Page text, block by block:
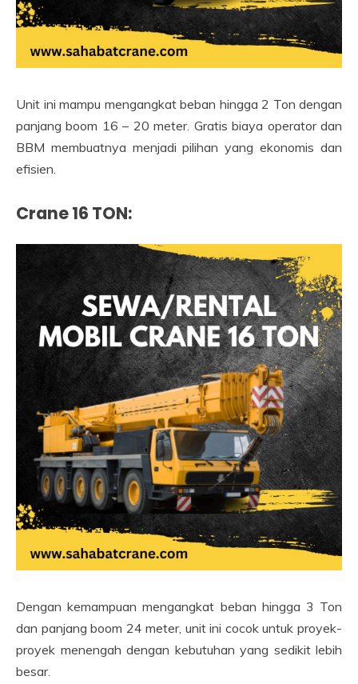
Unit ini mampu mengangkat beban hingga 2 Ton dengan
panjang boom 16 – 20 meter. Gratis biaya operator dan
BBM membuatnya menjadi pilihan yang ekonomis dan
efisien.
Crane 16 TON:
Dengan kemampuan mengangkat beban hingga 3 Ton
dan panjang boom 24 meter, unit ini cocok untuk proyek-
proyek menengah dengan kebutuhan yang sedikit lebih
besar.